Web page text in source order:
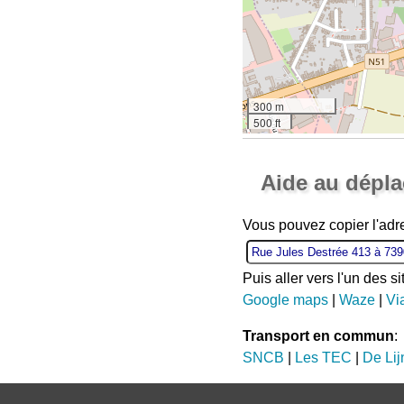
300 m
500 ft
Aide au
Vous pouvez copier
Puis aller vers l'un des
Google maps| Waze|
Transport en commun:
SNCB
Les TEC De